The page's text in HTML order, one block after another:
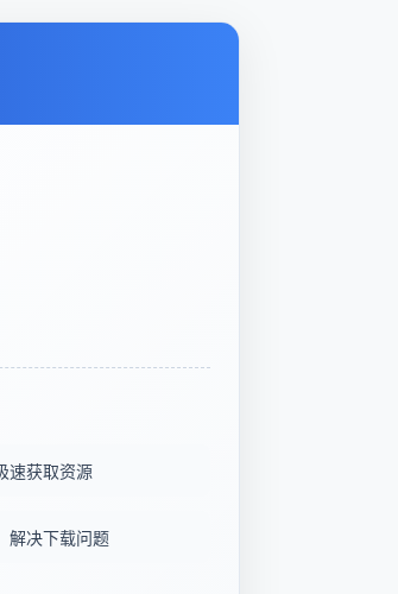
速获取资源
解决下载问题